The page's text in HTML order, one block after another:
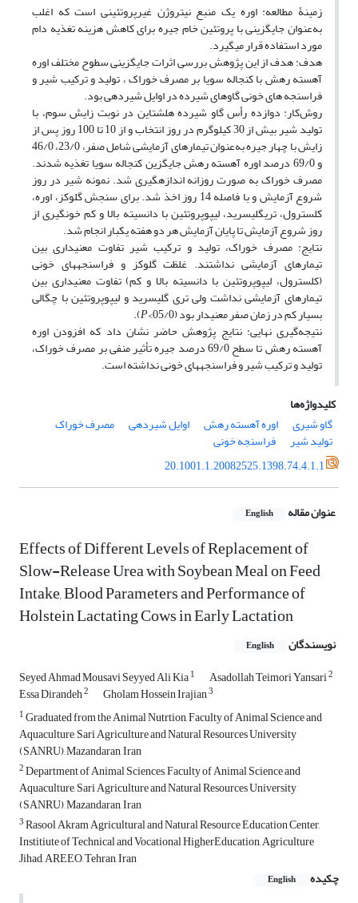
زمینۀ مطالعه: اوره یک منبع نیتروژن غیرپروتئینی است که اغلب
به‌عنوان جایگزینی با پروتئین خام جیره برای کاهش هزینه تغذیه دام
مورد استفاده قرار می­گیرد.
هدف: هدف از این پژوهش بررسی اثرات جایگزینی سطوح مختلف اوره
آهسته رهش با کنجاله سویا بر مصرف خوراک ، تولید و ترکیب شیر و
فراسنجه های خونی گاوهای شیرده در اوایل شیردهی بود.
روش‌کار: دوازده رأس گاو شیرده هلشتاین در نوبت زایش سوم، با
تولید شیر بیش از 30 کیلوگرم در روز انتخاب و از 10 تا 100 روز پس از
زایش با چهار جیره به‌عنوان تیمارهای آزمایشی شامل صفر، 23/0، 46/0
و 69/0 درصد اوره آهسته رهش جایگزین کنجاله سویا تغذیه شدند.
مصرف خوراک به صورت روزانه اندازه­گیری شد. نمونه شیر در روز
شروع آزمایش و با فاصله 14 روز اخذ شد. برای سنجش گلوکز، اوره،
کلسترول، تری­گلیسرید، لیپوپروتئین با دانسیته بالا و کم خونگیری از
روز شروع آزمایش تا پایان آزمایش هر دو هفته یکبار انجام شد.
نتایج: مصرف خوراک، تولید و ترکیب شیر تفاوت معنی­داری بین
تیمارهای آزمایشی نداشتند. غلظت گلوکز و فراسنجه­های خونی
(کلسترول، لیپوپروتئین با دانسیته بالا و کم) تفاوت معنی­داری بین
تیمارهای آزمایشی نداشت ولی تری گلیسرید و لیپوپروتئین با چگالی
بسیار کم در زمان صفر معنی­دار بود (05/0> P
).
نتیجه‌گیری نهایی: نتایج پژوهش حاضر نشان داد که افزودن اوره
آهسته رهش تا سطح 69/0 درصد جیره تأثیر منفی بر مصرف خوراک،
تولید و ترکیب شیر و فراسنجه­های خونی نداشته است.
کلیدواژه‌ها
گاو شیری
اوره آهسته رهش اوایل شیردهی مصرف خوراک
تولید شیر
فراسنجه خونی
20.1001.1.20082525.1398.74.4.1.1
عنوان مقاله English
Effects of Different Levels of Replacement of
Slow-Release Urea with Soybean Meal on Feed
Intake, Blood Parameters and Performance of
Holstein Lactating Cows in Early Lactation
نویسندگان English
Seyed Ahmad Mousavi Seyyed Ali Kia1 Asadollah Teimori Yansari2
Essa Dirandeh2 Gholam Hossein Irajian3
1Graduated from the Animal Nutrtion, Faculty of Animal Science and
Aquaculture, Sari Agriculture and Natural Resources University
(SANRU), Mazandaran, Iran
2Department of Animal Sciences, Faculty of Animal Science and
Aquaculture, Sari Agriculture and Natural Resources University
(SANRU), Mazandaran, Iran
3Rasool Akram Agricultural and Natural Resource Education Center,
Institiute of Technical and Vocational HigherEducation, Agriculture
Jihad, AREEO, Tehran, Iran
چکیده
English